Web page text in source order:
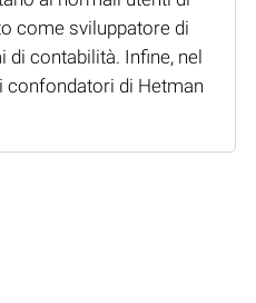
come sviluppatore di
di contabilità. Infine, nel
confondatori di Hetman